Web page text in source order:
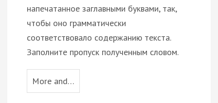
напечатанное заглавными буквами, так,
чтобы оно грамматически
соответствовало содержанию текста.
Заполните пропуск полученным словом.
More and…